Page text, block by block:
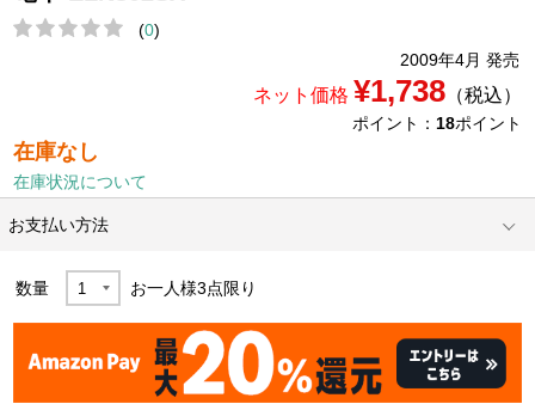
(0)
2009年4月 発売
ネット価格 ¥1,738（税込）
ポイント： 18ポイント
在庫なし
在庫状況について
お支払い方法
数量 お一人様3点限り